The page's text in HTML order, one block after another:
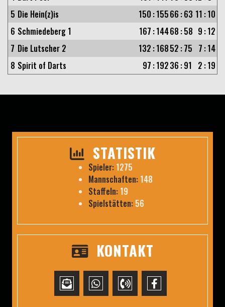
5 Die Hein(z)is 150 :15566 :63 11 :10
6 Schmiedeberg 1 167 :14468 :58 9 :12
7 Die Lutscher 2 132 :16852 :75 7 :14
8 Spirit of Darts 97 :19236 :91 2 :19
STATISTIK
Spieler: 1275
Mannschaften: 148
Staffeln: 19
Spielstätten: 56
KONTAKT